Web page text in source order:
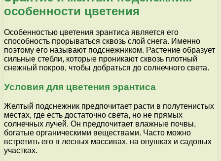
особенности цветения
Особенностью цветения эрантиса является его
способность прорываться сквозь слой снега. Именно
поэтому его называют подснежником. Растение образует
сильные стебли, которые проникают сквозь плотный
снежный покров, чтобы добраться до солнечного света.
Условия для цветения эрантиса
Желтый подснежник предпочитает расти в полутенистых
местах, где есть достаточно света, но не прямых
солнечных лучей. Он предпочитает влажные почвы,
богатые органическими веществами. Часто можно
встретить его в лесных массивах, на опушках и садовых
участках.